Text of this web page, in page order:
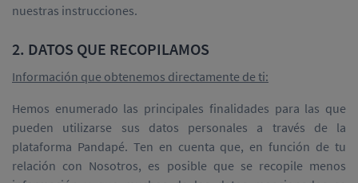
nuestras instrucciones.
2. DATOS QUE RECOPILAMOS
Información que obtenemos directamente de ti:
Hemos enumerado las principales finalidades para las que
pueden utilizarse sus datos personales a través de la
plataforma Pandapé. Ten en cuenta que, en función de tu
relación con Nosotros, es posible que se recopile menos